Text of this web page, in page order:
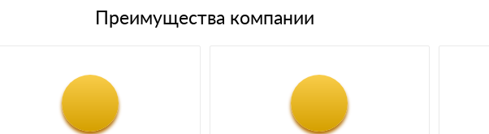
Преимущества компании